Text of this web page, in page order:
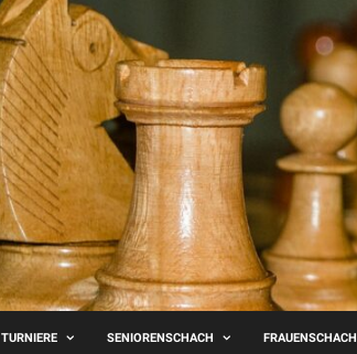
TURNIERE SENIORENSCHACH FRAUENSCHACH